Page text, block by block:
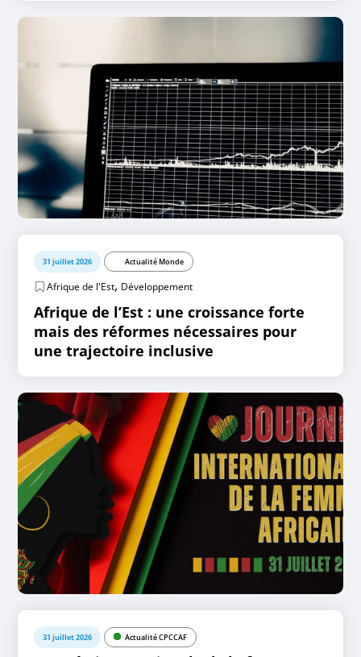
31 juillet 2026 Actualité Monde
Afrique de l'Est, Développement
Afrique de l’Est : une croissance forte
mais des réformes nécessaires pour
une trajectoire inclusive
31 juillet 2026 Actualité CPCCAF